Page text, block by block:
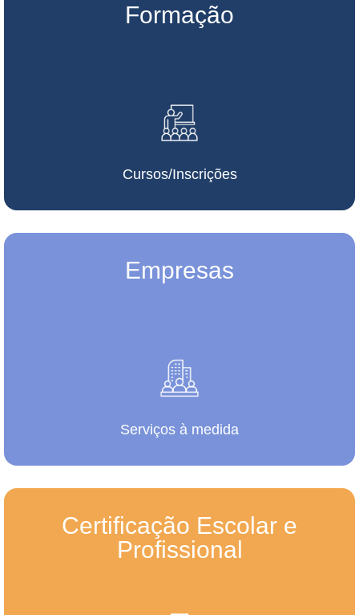
Formação
Cursos/Inscrições
Empresas
Serviços à medida
Certificação Escolar e
Profissional